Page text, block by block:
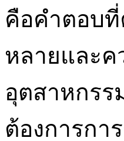
คือคำตอบ
หลายและ
อุตสาหกร
ต้องการกา